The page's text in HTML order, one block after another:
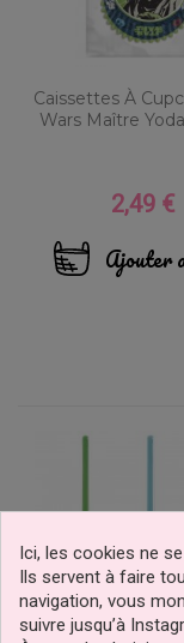
Caissettes À
Wars Maître
Prix
2,49 €
Ajouter
Ici, les cookies ne
Ils servent à faire
navigation, vous
suivre jusqu’à